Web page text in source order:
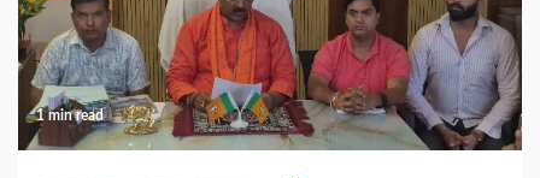
1 min read